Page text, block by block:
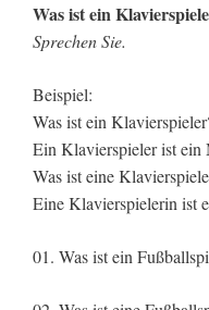
Was ist ein
Sprechen Sie.
Beispiel:
Was ist ein
Ein Klavierspieler ist ein
Was ist eine
Eine Klavierspielerin ist
01. Was ist ein